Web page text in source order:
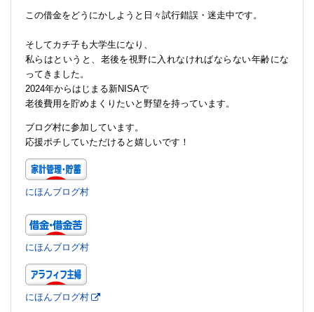
この借金をどうにかしようと日々試行錯誤・迷走中です。
そしてカチ子も大学生になり、
私らはというと、老後を視野に入れなければならない年齢にな
ってきました。
2024年からはじまる新NISAで
老後費用を貯めまくりたいと野望を持っています。
ブログ村に参加しています。
応援ポチしていただけると嬉しいです！
にほんブログ村
にほんブログ村
にほんブログ村